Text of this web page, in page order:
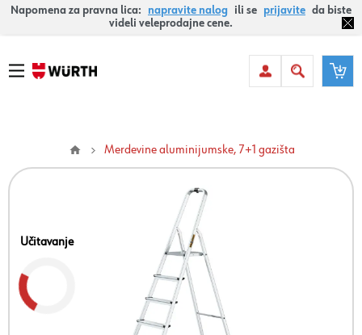
Napomena za pravna lica: napravite nalog ili se prijavite da biste
videli veleprodajne cene.
Merdevine aluminijumske, 7+1 gazišta
Učitavanje